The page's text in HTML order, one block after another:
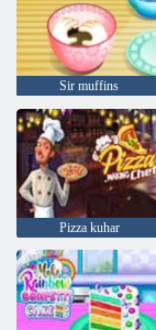
Sir muffins
Pizza kuhar